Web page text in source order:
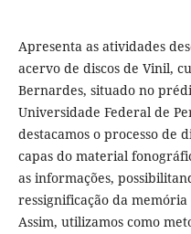
Apresenta as atividades
acervo de discos de Vinil,
Bernardes, situado no
Universidade Federal de
destacamos o processo de
capas do material
as informações,
ressignificação da
Assim, utilizamos como